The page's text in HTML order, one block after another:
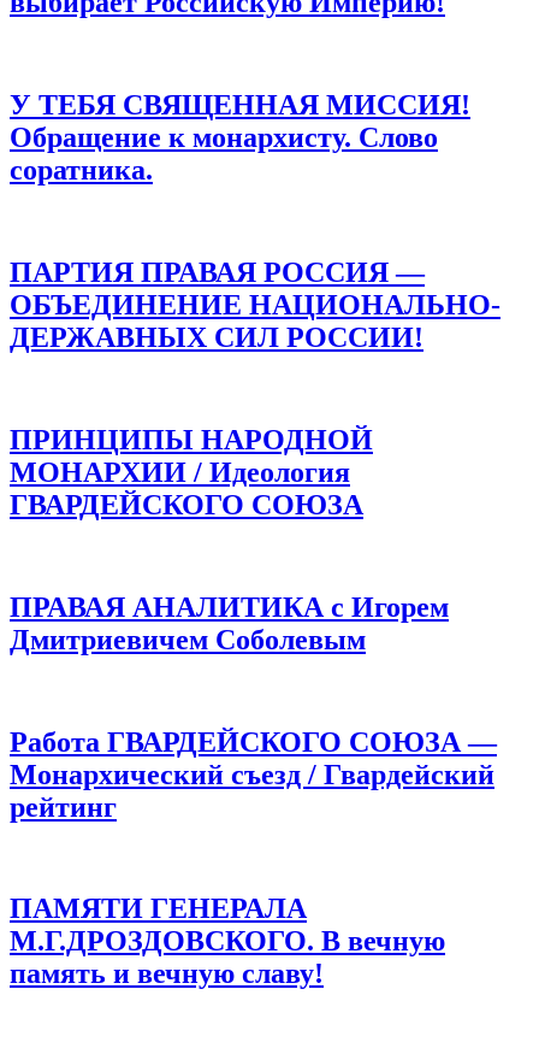
У ТЕБЯ СВЯЩЕННАЯ МИССИЯ!
Обращение к монархисту. Слово
соратника.
ПАРТИЯ ПРАВАЯ РОССИЯ —
ОБЪЕДИНЕНИЕ НАЦИОНАЛЬНО-
ДЕРЖАВНЫХ СИЛ РОССИИ!
ПРИНЦИПЫ НАРОДНОЙ
МОНАРХИИ / Идеология
ГВАРДЕЙСКОГО СОЮЗА
ПРАВАЯ АНАЛИТИКА с Игорем
Дмитриевичем Соболевым
Работа ГВАРДЕЙСКОГО СОЮЗА —
Монархический съезд / Гвардейский
рейтинг
ПАМЯТИ ГЕНЕРАЛА
М.Г.ДРОЗДОВСКОГО. В вечную
память и вечную славу!